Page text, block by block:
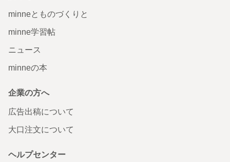
minneとものづくりと
minne学習帖
ニュース
minneの本
企業の方へ
広告出稿について
大口注文について
ヘルプセンター